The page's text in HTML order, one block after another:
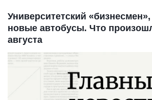
Университетский
новые автобусы. Что
августа